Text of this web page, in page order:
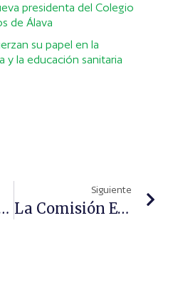
presidenta del Colegio
de Álava
su papel en la
y la educación sanitaria
En Soluciones De Financiación Para El Sector Farmacéutico
Siguiente
La Comisión Especial Sobre El COVID-19 Del Parlamento Europeo Reconoce La Labor De La Farmacia Durante La Pandemia